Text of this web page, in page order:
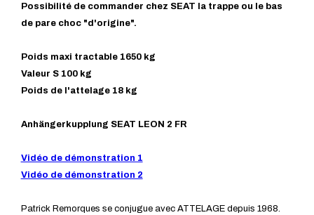
Possibilité de commander chez SEAT la trappe ou le bas
de pare choc "d'origine".
Poids maxi tractable 1650 kg
Valeur S 100 kg
Poids de l'attelage 18 kg
Anhängerkupplung SEAT LEON 2 FR
Vidéo de démonstration 1
Vidéo de démonstration 2
Patrick Remorques se conjugue avec ATTELAGE depuis 1968.